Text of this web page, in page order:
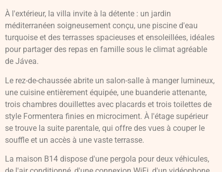
À l'extérieur, la villa invite à la détente : un jardin
méditerranéen soigneusement conçu, une piscine d'eau
turquoise et des terrasses spacieuses et ensoleillées, idéales
pour partager des repas en famille sous le climat agréable
de Jávea.
Le rez-de-chaussée abrite un salon-salle à manger lumineux,
une cuisine entièrement équipée, une buanderie attenante,
trois chambres douillettes avec placards et trois toilettes de
style Formentera finies en microciment. À l'étage supérieur
se trouve la suite parentale, qui offre des vues à couper le
souffle et un accès à une vaste terrasse.
La maison B14 dispose d'une pergola pour deux véhicules,